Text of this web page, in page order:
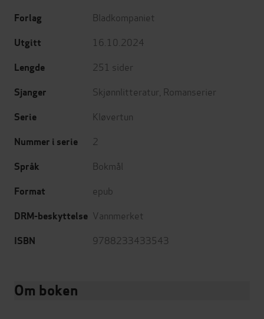
Forlag Bladkompaniet
Utgitt 16.10.2024
Lengde 251 sider
Sjanger Skjønnlitteratur Romanserier
Serie Kløvertun
Nummer i serie 2
Språk Bokmål
Format epub
DRM-beskyttelse Vannmerket
ISBN 9788233433543
Om boken